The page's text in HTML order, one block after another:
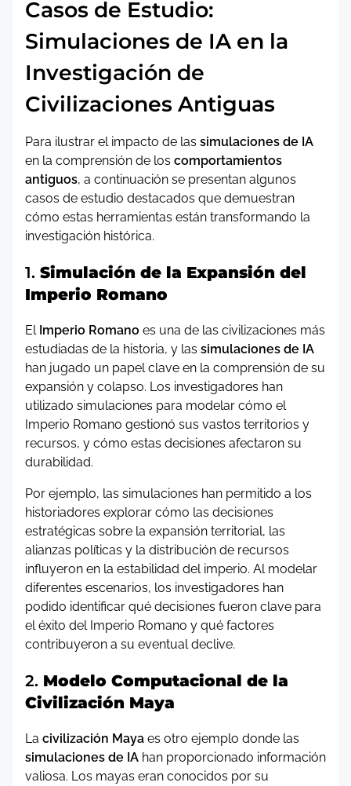
Casos de Estudio:
Simulaciones de IA en la
Investigación de
Civilizaciones Antiguas
Para ilustrar el impacto de las simulaciones de IA
en la comprensión de los comportamientos
antiguos, a continuación se presentan algunos
casos de estudio destacados que demuestran
cómo estas herramientas están transformando la
investigación histórica.
1. Simulación de la Expansión del
Imperio Romano
El Imperio Romano es una de las civilizaciones más
estudiadas de la historia, y las simulaciones de IA
han jugado un papel clave en la comprensión de su
expansión y colapso. Los investigadores han
utilizado simulaciones para modelar cómo el
Imperio Romano gestionó sus vastos territorios y
recursos, y cómo estas decisiones afectaron su
durabilidad.
Por ejemplo, las simulaciones han permitido a los
historiadores explorar cómo las decisiones
estratégicas sobre la expansión territorial, las
alianzas políticas y la distribución de recursos
influyeron en la estabilidad del imperio. Al modelar
diferentes escenarios, los investigadores han
podido identificar qué decisiones fueron clave para
el éxito del Imperio Romano y qué factores
contribuyeron a su eventual declive.
2. Modelo Computacional de la
Civilización Maya
La civilización Maya es otro ejemplo donde las
simulaciones de IA han proporcionado información
valiosa. Los mayas eran conocidos por su